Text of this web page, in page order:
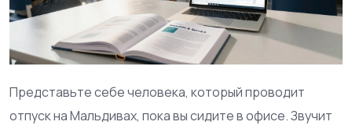
Представьте себе человека, который проводит
отпуск на Мальдивах, пока вы сидите в офисе. Звучит